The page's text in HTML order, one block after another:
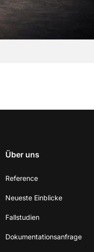
Über uns
Reference
Neueste Einblicke
Fallstudien
Dokumentationsanfrage